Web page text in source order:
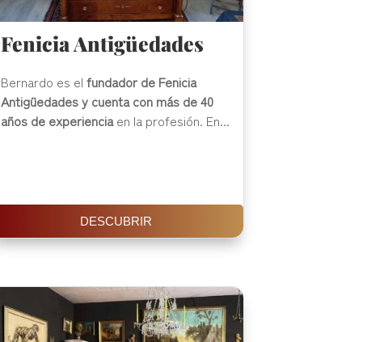
Fenicia Antigüedades
Bernardo es elfundador de Fenicia
Antigüedades y cuenta con más de 40
años de experienciaen la profesión. En...
DESCUBRIR